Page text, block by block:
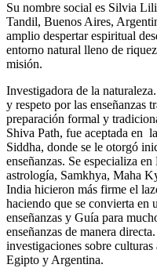
Su nombre social es Silvia
Tandil, Buenos Aires,
amplio despertar espiritual
entorno natural lleno de
misión.
Investigadora de la
y respeto por las enseñanzas
preparación formal y
Shiva Path, fue aceptada en
Siddha, donde se le otorgó
enseñanzas. Se especializa
astrología, Samkhya, Maha
India hicieron más firme el
haciendo que se convierta en
enseñanzas y Guía para
enseñanzas de manera
investigaciones sobre
Egipto y Argentina.